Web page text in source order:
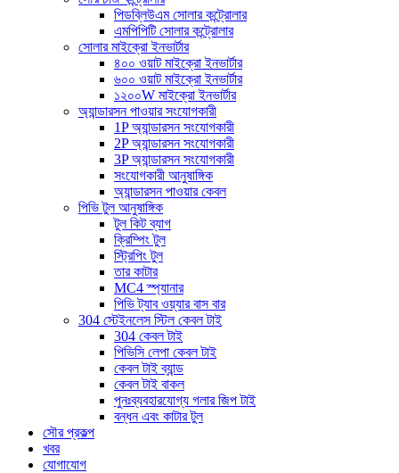
পিডব্লিউএম সোলার কন্ট্রোলার
এমপিপিটি সোলার কন্ট্রোলার
সোলার মাইক্রো ইনভার্টার
৪০০ ওয়াট মাইক্রো ইনভার্টার
৬০০ ওয়াট মাইক্রো ইনভার্টার
১২০০W মাইক্রো ইনভার্টার
অ্যান্ডারসন পাওয়ার সংযোগকারী
1P অ্যান্ডারসন সংযোগকারী
2P অ্যান্ডারসন সংযোগকারী
3P অ্যান্ডারসন সংযোগকারী
সংযোগকারী আনুষাঙ্গিক
অ্যান্ডারসন পাওয়ার কেবল
পিভি টুল আনুষাঙ্গিক
টুল কিট ব্যাগ
ক্রিম্পিং টুল
স্ট্রিপিং টুল
তার কাটার
MC4 স্প্যানার
পিভি ট্যাব ওয়্যার বাস বার
304 স্টেইনলেস স্টিল কেবল টাই
304 কেবল টাই
পিভিসি লেপা কেবল টাই
কেবল টাই ব্যান্ড
কেবল টাই বাকল
পুনঃব্যবহারযোগ্য গলার জিপ টাই
বন্ধন এবং কাটার টুল
সৌর প্রকল্প
খবর
যোগাযোগ